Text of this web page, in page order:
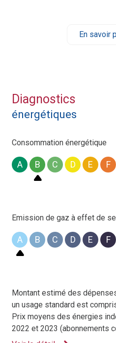
WC séparé et un
Pour toute demande
visite, contactez l’agence au
En savoir
Diagnostics
énergétiques
Consommation énergétique
A B C D E F
Emission de gaz à effet de
A B C D E F
Montant estimé des
un usage standard est
Prix moyens des énergies
2022 et 2023 (abonnements